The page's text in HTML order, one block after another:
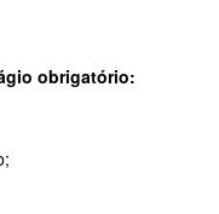
obrigatório: